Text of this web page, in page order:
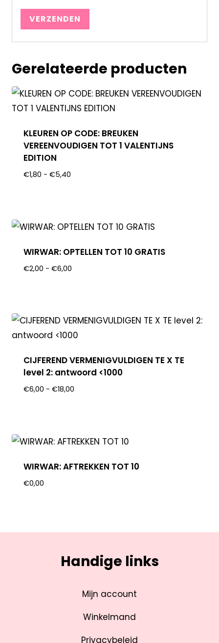
Gerelateerde producten
KLEUREN OP CODE: BREUKEN
VEREENVOUDIGEN TOT 1 VALENTIJNS
EDITION
€1,80 - €5,40
WIRWAR: OPTELLEN TOT 10 GRATIS
€2,00 - €6,00
CIJFEREND VERMENIGVULDIGEN TE X TE
level 2: antwoord <1000
€6,00 - €18,00
WIRWAR: AFTREKKEN TOT 10
€0,00
Handige links
Mijn account
Winkelmand
Privacybeleid